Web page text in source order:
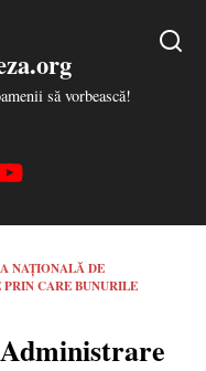
să vorbească!
NAȚIONALĂ DE
CARE BUNURILE